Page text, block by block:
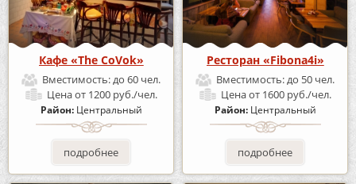
Кафе «The CoVok»
Вместимость:до 60 чел.
Ценаот 1200 руб./чел.
Район: Центральный
подробнее
Ресторан «Fibona4i»
Вместимость:до 50 чел.
Ценаот 1600 руб./чел.
Район: Центральный
подробнее